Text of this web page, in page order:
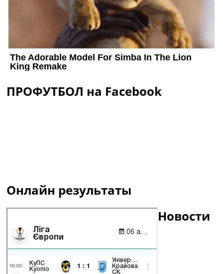
ПРОФУТБОЛ на Facebook
Онлайн результаты
Новости